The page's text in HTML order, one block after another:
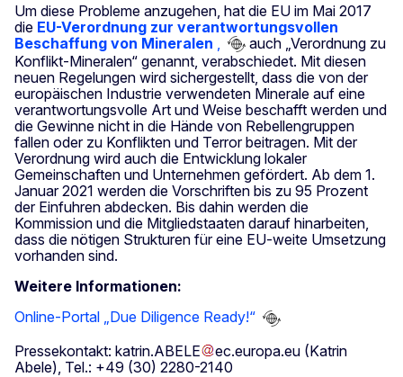
Um diese Probleme anzugehen, hat die EU im Mai 2017
die EU-Verordnung zur verantwortungsvollen
Beschaffung von Mineralen
auch „Verordnung zu
Konflikt-Mineralen“ genannt, verabschiedet. Mit diesen
neuen Regelungen wird sichergestellt, dass die von der
europäischen Industrie verwendeten Minerale auf eine
verantwortungsvolle Art und Weise beschafft werden und
die Gewinne nicht in die Hände von Rebellengruppen
fallen oder zu Konflikten und Terror beitragen. Mit der
Verordnung wird auch die Entwicklung lokaler
Gemeinschaften und Unternehmen gefördert. Ab dem 1.
Januar 2021 werden die Vorschriften bis zu 95 Prozent
der Einfuhren abdecken. Bis dahin werden die
Kommission und die Mitgliedstaaten darauf hinarbeiten,
dass die nötigen Strukturen für eine EU-weite Umsetzung
vorhanden sind.
Weitere Informationen:
Online-Portal „Due Diligence Ready!“
Pressekontakt: katrin.ABELE ec.europa.eu (Katrin
Abele) , Tel.: +49 (30) 2280-2140